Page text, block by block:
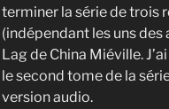
terminer la série de trois
(indépendant les uns des
Lag de China Miéville.
le second tome de la
version audio.